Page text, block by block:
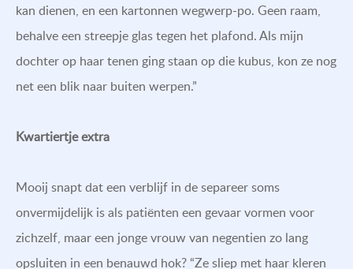
kan dienen, en een kartonnen wegwerp-po. Geen raam,
behalve een streepje glas tegen het plafond. Als mijn
dochter op haar tenen ging staan op die kubus, kon ze nog
net een blik naar buiten werpen.”
Kwartiertje extra
Mooij snapt dat een verblijf in de separeer soms
onvermijdelijk is als patiënten een gevaar vormen voor
zichzelf, maar een jonge vrouw van negentien zo lang
opsluiten in een benauwd hok? “Ze sliep met haar kleren